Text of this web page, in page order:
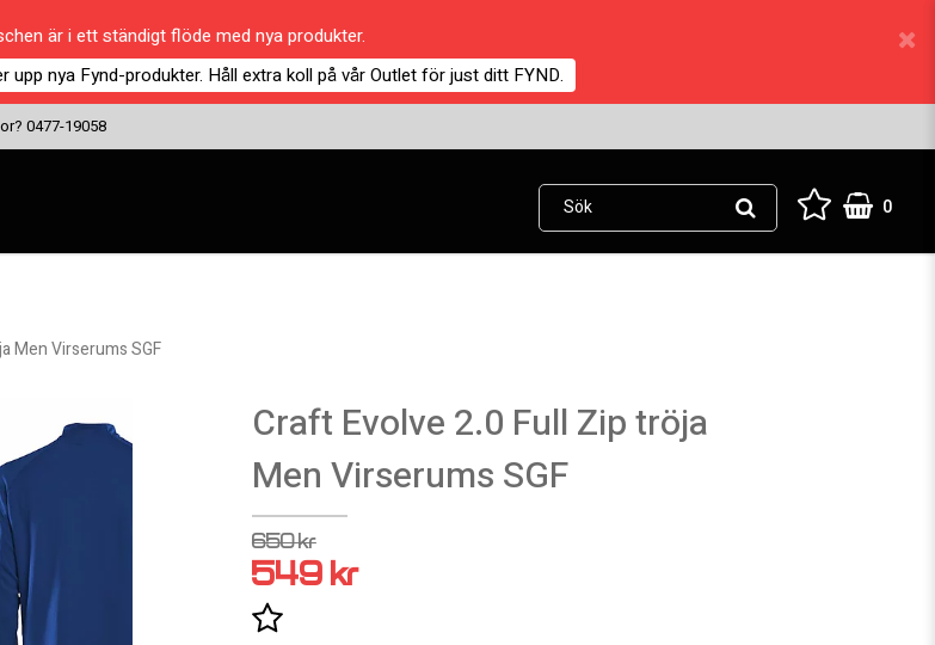
är i ett ständigt flöde med nya produkter.
nya Fynd-produkter. Håll extra koll på vår Outlet för just ditt FYND.
0477-19058
0
Men Virserums SGF
Craft Evolve 2.0 Full Zip tröja
Men Virserums SGF
650 kr
549 kr